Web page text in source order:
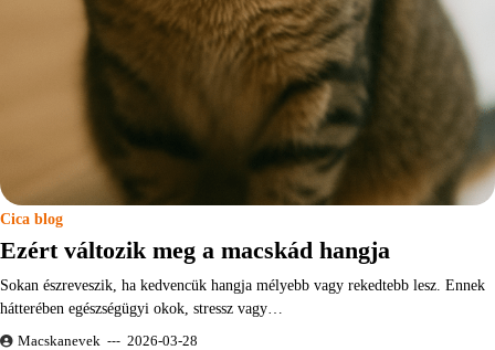
Cica blog
Ezért változik meg a macskád hangja
Sokan észreveszik, ha kedvencük hangja mélyebb vagy rekedtebb lesz. Ennek
hátterében egészségügyi okok, stressz vagy…
Macskanevek 2026-03-28